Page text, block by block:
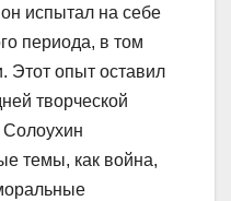
испытал на себе
периода, в том
Этот опыт оставил
творческой
Солоухин
темы, как война,